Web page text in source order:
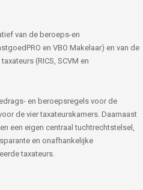
van de beroeps-en
en VBO Makelaar) en van de
(RICS, SCVM en
en beroepsregels voor de
de vier taxateurskamers. Daarnaast
een eigen centraal tuchtrechtstelsel,
en onafhankelijke
taxateurs.